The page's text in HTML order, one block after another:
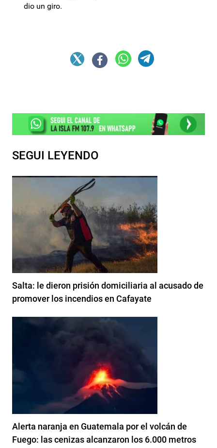
dio un giro.
SEGUI LEYENDO
Salta: le dieron prisión domiciliaria al acusado de
promover los incendios en Cafayate
Alerta naranja en Guatemala por el volcán de
Fuego: las cenizas alcanzaron los 6.000 metros